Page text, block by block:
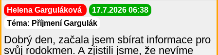
Helena Garguláková
17.7.2026 06:38
Téma: Příjmení Gargulák
Dobrý den, začala jsem sbírat informace pro
svůj rodokmen. A zjistili jsme, že nevíme